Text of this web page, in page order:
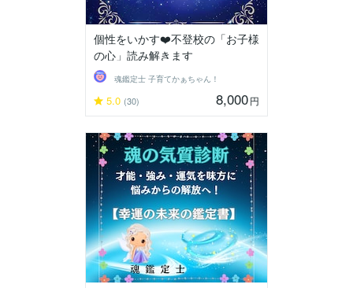
個性をいかす❤️不登校の「お子様
の心」読み解きます
魂鑑定士 子育てかぁちゃん！
5.0 (30) 8,000円